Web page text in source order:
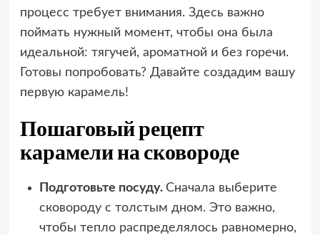
процесс требует внимания. Здесь важно
поймать нужный момент, чтобы она была
идеальной: тягучей, ароматной и без горечи.
Готовы попробовать? Давайте создадим вашу
первую карамель!
Пошаговый рецепт
карамели на сковороде
Подготовьте посуду. Сначала выберите
сковороду с толстым дном. Это важно,
чтобы тепло распределялось равномерно,